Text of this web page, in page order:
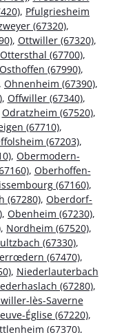
, Pfulgriesheim
(67320),
, Ottwiller (67320),
Ottersthal (67700),
Osthoffen (67990),
, Ohnenheim (67390),
, Offwiller (67340),
Odratzheim (67520),
(67710),
(67203),
, Obermodern-
, Oberhoffen-
(67160),
(67280), Oberdorf-
, Obenheim (67230),
, Nordheim (67520),
(67330),
(67470),
, Niederlauterbach
(67280),
lès-Saverne
Église (67220),
(67370),